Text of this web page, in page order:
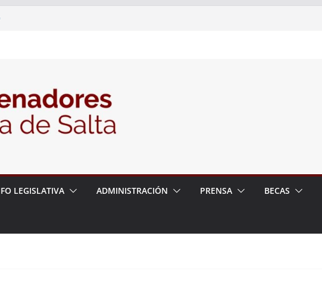
– Créase el Ente Salteño
LEGISLATIVA ADMINISTRACIÓN PRENSA BECAS